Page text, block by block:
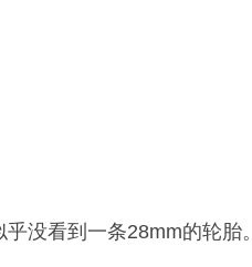
没看到一条28mm的轮胎。